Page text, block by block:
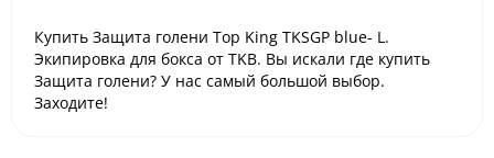
Купить Защита голени Top King TKSGP blue- L.
Экипировка для бокса от TKB. Вы искали где купить
Защита голени? У нас самый большой выбор.
Заходите!